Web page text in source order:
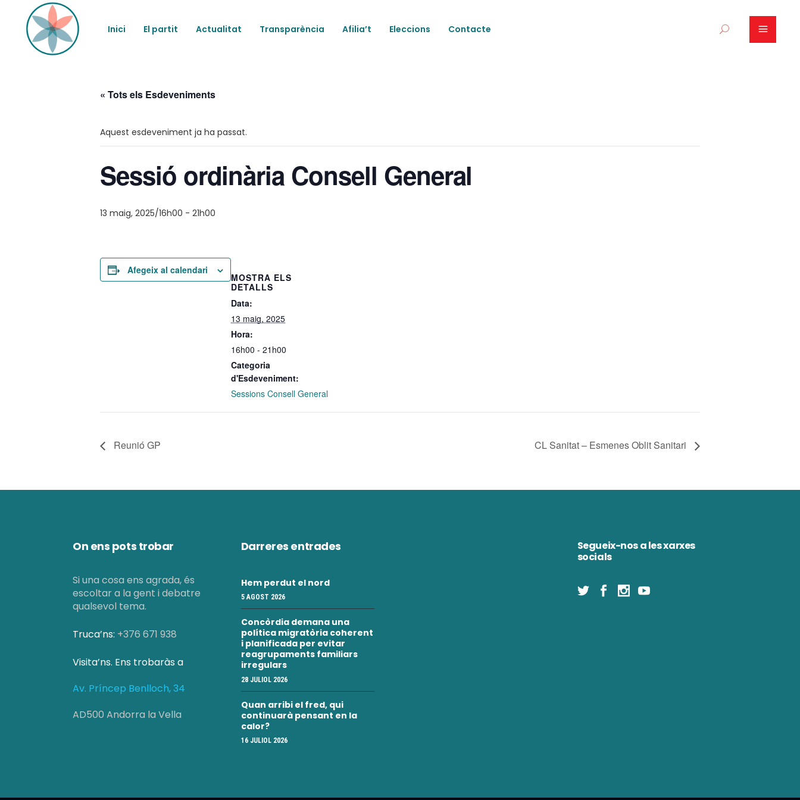
Inici El partit Actualitat Transparència Afilia’t Eleccions Contacte
« Tots els Esdeveniments
Aquest esdeveniment ja ha passat.
Sessió ordinària Consell General
13 maig, 2025/16h00 - 21h00
Afegeix al calendari
MOSTRA ELS
DETALLS
Data:
13 maig, 2025
Hora:
16h00 - 21h00
Categoria
d'Esdeveniment:
Sessions Consell General
Reunió GP CL Sanitat – Esmenes Oblit Sanitari
On ens pots trobar
Si una cosa ens agrada, és
escoltar a la gent i debatre
qualsevol tema.
Truca’ns: +376 671 938
Visita’ns. Ens trobaràs a
Av. Príncep Benlloch, 34
AD500 Andorra la Vella
Darreres entrades
Hem perdut el nord
5 AGOST 2026
Concòrdia demana una
política migratòria coherent
i planificada per evitar
reagrupaments familiars
irregulars
28 JULIOL 2026
Quan arribi el fred, qui
continuarà pensant en la
calor?
16 JULIOL 2026
Segueix-nos a les xarxes
socials